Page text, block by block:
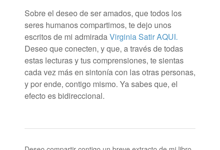
Sobre el deseo de ser amados, que todos los
seres humanos compartimos, te dejo unos
escritos de mi admiradaVirginia Satir AQUI.
Deseo que conecten, y que, a través de todas
estas lecturas y tus comprensiones, te sientas
cada vez más en sintonía con las otras personas,
y por ende, contigo mismo. Ya sabes que, el
efecto es bidireccional.